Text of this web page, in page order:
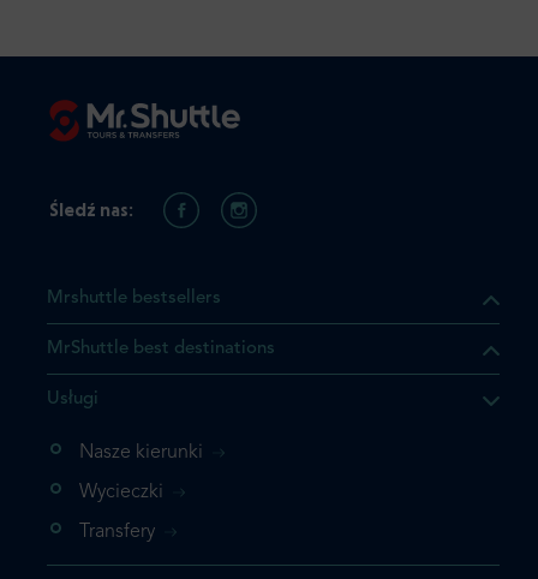
którego szukasz jest już
nie chcesz dodawać go
Mrshuttle bestsellers
MrShuttle best destinations
Usługi
Nasze kierunki
Wycieczki
Transfery
Śledź nas: